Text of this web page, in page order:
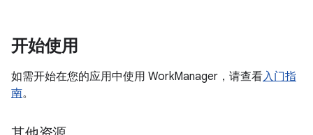
开始使用
如需开始在您的应用中使用 WorkManager，请查看入门指
南。